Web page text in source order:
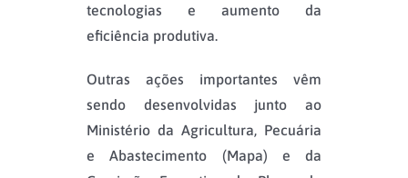
tecnologias e aumento da
eficiência produtiva.
Outras ações importantes vêm
sendo desenvolvidas junto ao
Ministério da Agricultura, Pecuária
e Abastecimento (Mapa) e da